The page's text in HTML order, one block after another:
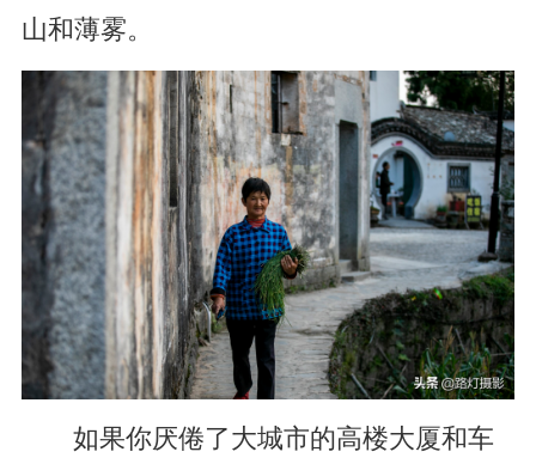
山和薄雾。
如果你厌倦了大城市的高楼大厦和车